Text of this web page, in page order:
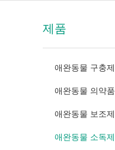
제품
애완동물 구충제
애완동물 의약품
애완동물 보조제
애완동물 소독제